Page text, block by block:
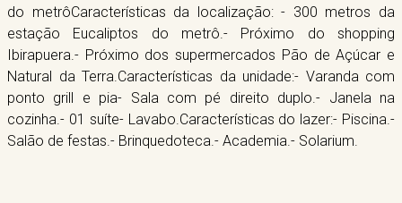
do metrôCaracterísticas da localização: - 300 metros da
estação Eucaliptos do metrô.- Próximo do shopping
Ibirapuera.- Próximo dos supermercados Pão de Açúcar e
Natural da Terra.Características da unidade:- Varanda com
ponto grill e pia- Sala com pé direito duplo.- Janela na
cozinha.- 01 suíte- Lavabo.Características do lazer:- Piscina.-
Salão de festas.- Brinquedoteca.- Academia.- Solarium.